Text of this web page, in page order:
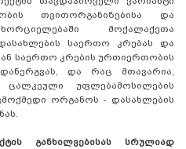
თვითორგანიზებისა და
მოქალაქეთა
საერთო კრებას და
საერთო კრების ურთიერთობის
დანერგვას, და რაც მთავარია,
უფლებამოსილების
ორგანოს - დასახლების
განხილვებისას სრულიად